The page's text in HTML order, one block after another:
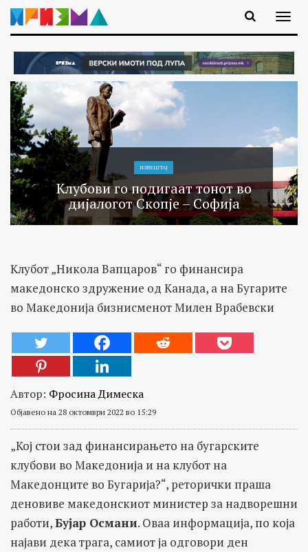
ИЗВЕШТАЈ
Клубови го подигаат тонот во
дијалогот Скопје – Софија
Клубот „Никола Вапцаров“ го финансира
македонско здружение од Канада, а на Бугарите
во Македонија бизнисменот Милен Врабевски
Автор: Фросина Димеска
Објавено на 28 октомври 2022 во 15:29
„Кој стои зад финансирањето на бугарските
клубови во Македонија и на клубот на
Македонците во Бугарија?“, реторички праша
деновиве македонскиот министер за надворешни
работи,Бујар Османи. Оваа информација, по која
најави дека трага, самиот ја одговори ден